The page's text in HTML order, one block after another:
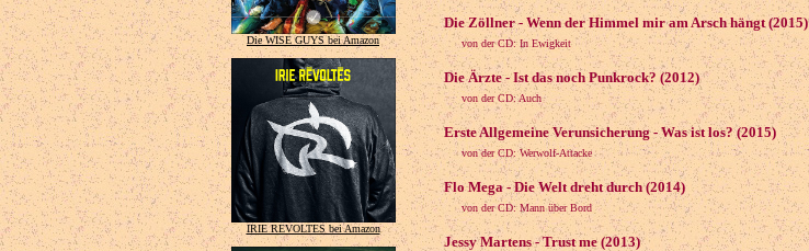
Die WISE GUYS bei Amazon
IRIE REVOLTES bei Amazon
Die Zöllner - Wenn der Himmel mir am Arsch hängt (2015)
von der CD: In Ewigkeit
Die Ärzte - Ist das noch Punkrock? (2012)
von der CD: Auch
Erste Allgemeine Verunsicherung - Was ist los? (2015)
von der CD: Werwolf-Attacke
Flo Mega - Die Welt dreht durch (2014)
von der CD: Mann über Bord
Jessy Martens - Trust me (2013)